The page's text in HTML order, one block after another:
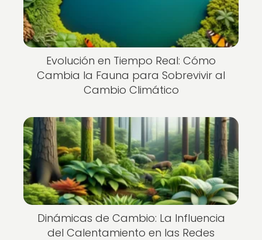
Evolución en Tiempo Real: Cómo
Cambia la Fauna para Sobrevivir al
Cambio Climático
Dinámicas de Cambio: La Influencia
del Calentamiento en las Redes